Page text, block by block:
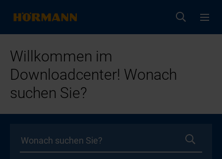
Willkommen im
Downloadcenter! Wonach
suchen Sie?